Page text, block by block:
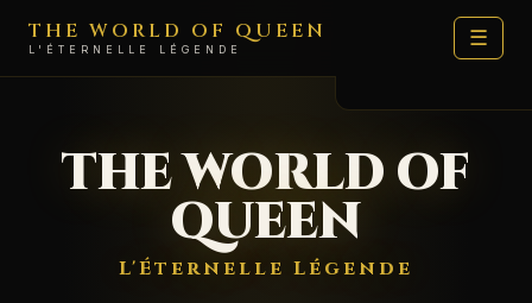
THE WORLD OF QUEEN
L'ÉTERNELLE LÉGENDE ☰
DATES
FAN ZONE
THE WORLD OF
QUEEN
L'Éternelle Légende